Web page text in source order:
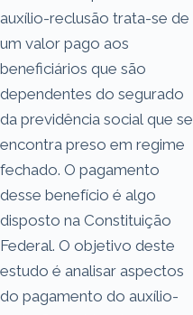
auxílio-reclusão trata-se de
um valor pago aos
beneficiários que são
dependentes do segurado
da previdência social que se
encontra preso em regime
fechado. O pagamento
desse benefício é algo
disposto na Constituição
Federal. O objetivo deste
estudo é analisar aspectos
do pagamento do auxílio-